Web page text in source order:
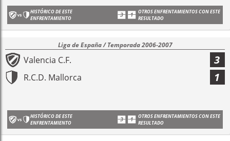
HISTÓRICO DE ESTE
ENFRENTAMIENTO
OTROS ENFRENTAMIENTOS CON ESTE
RESULTADO
Liga de España / Temporada 2006-2007
Valencia C.F. 3
R.C.D. Mallorca 1
HISTÓRICO DE ESTE
ENFRENTAMIENTO
OTROS ENFRENTAMIENTOS CON ESTE
RESULTADO